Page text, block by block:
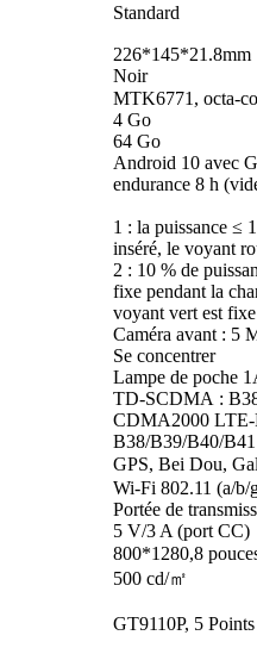
Standard
226*145*21.8mm
Noir
MTK6771, octa-
4 Go
64 Go
Android 10 avec
endurance 8 h
1 : la puissance ≤
inséré, le voyant
2 : 10 % de
fixe pendant la
voyant vert est
Caméra avant : 5
Se concentrer
Lampe de poche
TD-SCDMA :
CDMA2000
B38/B39/B40/B41
GPS, Bei Dou,
Wi-Fi 802.11 (a/b/
Portée de
5 V/3 A (port CC)
800*1280,8
500 cd/㎡
GT9110P, 5